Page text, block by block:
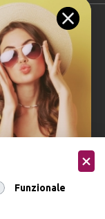
Funzionale